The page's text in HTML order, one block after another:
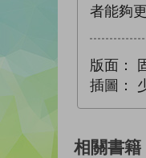
者能夠
版面：
插圖：
相關書籍